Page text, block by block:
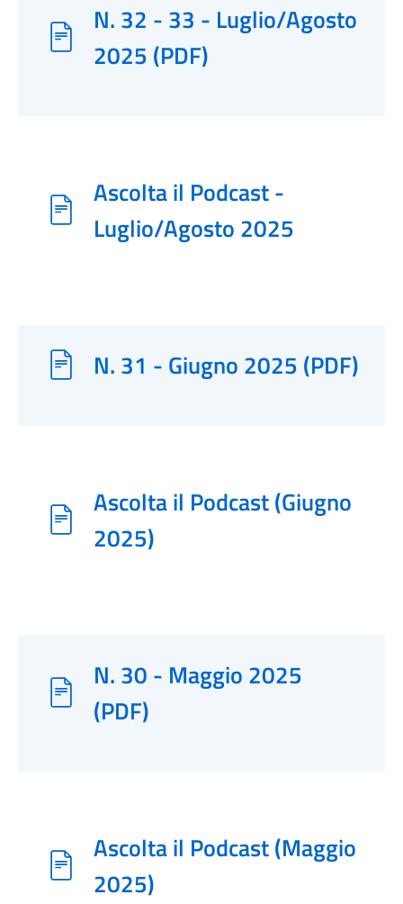
N. 32 - 33 - Luglio/Agosto
2025 (PDF)
Ascolta il Podcast -
Luglio/Agosto 2025
N. 31 - Giugno 2025 (PDF)
Ascolta il Podcast (Giugno
2025)
N. 30 - Maggio 2025
(PDF)
Ascolta il Podcast (Maggio
2025)